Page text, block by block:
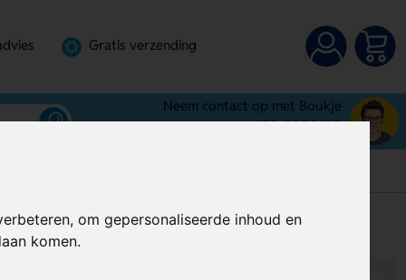
om gepersonaliseerde inhoud en
komen.
Gratis verzending
Neem contact op met Boukje
072-3030100
Prijs op aanvraag